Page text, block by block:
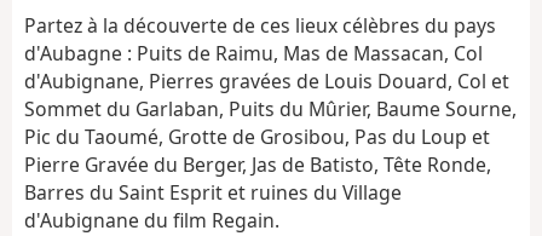
a
t
Partez à la découverte de ces lieux célèbres du pays
d'Aubagne : Puits de Raimu, Mas de Massacan, Col
d'Aubignane, Pierres gravées de Louis Douard, Col et
Sommet du Garlaban, Puits du Mûrier, Baume Sourne,
Pic du Taoumé, Grotte de Grosibou, Pas du Loup et
Pierre Gravée du Berger, Jas de Batisto, Tête Ronde,
Barres du Saint Esprit et ruines du Village
d'Aubignane du film Regain.